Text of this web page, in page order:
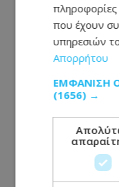
07.08.2026 - 20:26
Απόπειρα φόνου:
Νοσοκομείο δύο
51χρονο
ΑΣΤΥΝΟΜΙΚΟ
07.08.2026 - 20:14
Παραμένει στη
σφετερισμό ε/κ
δίκη, πότε
που έχουν
υπηρεσιών
Απορρήτου
ΕΜΦΆΝΙΣΗ
(1656) →